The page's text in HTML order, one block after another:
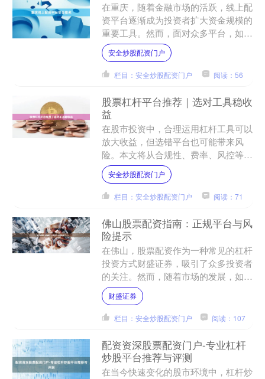
在重庆，随着金融市场的活跃，线上配
资平台逐渐成为投资者扩大资金规模的
重要工具。然而，面对众多平台，如何
判断其安全性、避免踩雷，成为投资者
最关心的问题。本文基于行....
安全炒股配资门户
栏目：安全炒股配资门户 阅读：56
股票杠杆平台推荐｜选对工具稳收
益
在股市投资中，合理运用杠杆工具可以
放大收益，但选错平台也可能带来风
险。本文将从合规性、费率、风控等维
度，为您梳理当前主流的股票杠杆平
台，帮助投资者做出更明智的选....
安全炒股配资门户
栏目：安全炒股配资门户 阅读：71
佛山股票配资指南：正规平台与风
险提示
在佛山，股票配资作为一种常见的杠杆
投资方式财盛证券，吸引了众多投资者
的关注。然而，随着市场的发展，如何
选择正规平台、规避潜在风险，成为投
资者必须面对的关键问题。....
财盛证券
栏目：安全炒股配资门户 阅读：107
配资资深股票配资门户-专业杠杆
炒股平台推荐与评测
在当今快速变化的股市环境中，杠杆炒